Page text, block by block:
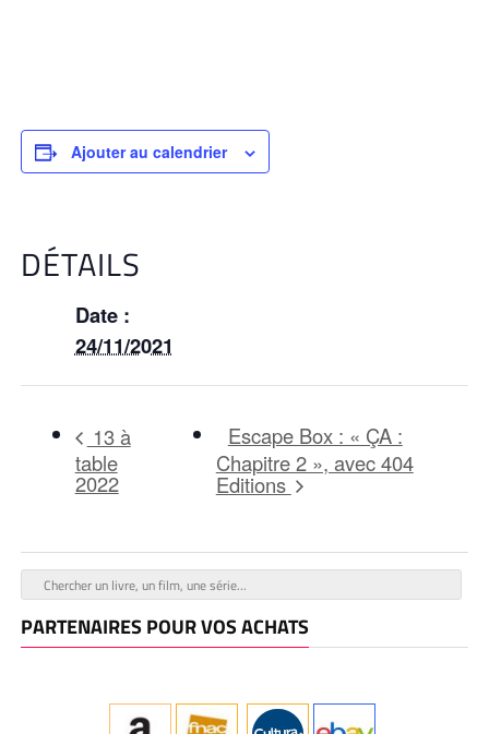
Ajouter au calendrier
DÉTAILS
Date :
24/11/2021
13 à
table
2022
Escape Box : « ÇA :
Chapitre 2 », avec 404
Editions
PARTENAIRES POUR VOS ACHATS